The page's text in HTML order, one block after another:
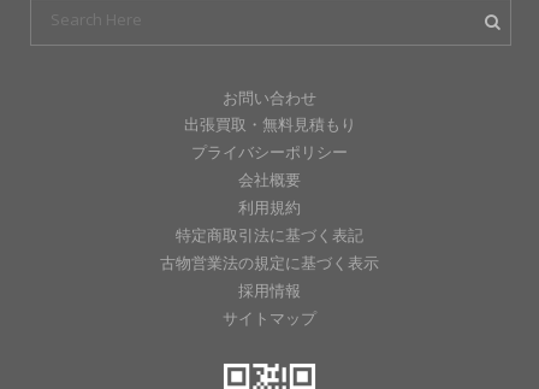
お問い合わせ
出張買取・無料見積もり
プライバシーポリシー
会社概要
利用規約
特定商取引法に基づく表記
古物営業法の規定に基づく表示
採用情報
サイトマップ